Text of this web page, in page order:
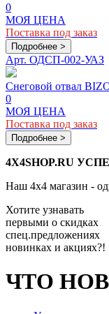
0
МОЯ ЦЕНА
Поставка под заказ
Подробнее >
Арт. ОДСП-002-УАЗ
Снеговой отвал
0
МОЯ ЦЕНА
Поставка под заказ
Подробнее >
4X4SHOP.RU
Наш 4x4 магазин -
Хотите узнавать
первыми о скидках
спец.предложениях
новинках и акциях?!
ЧТО